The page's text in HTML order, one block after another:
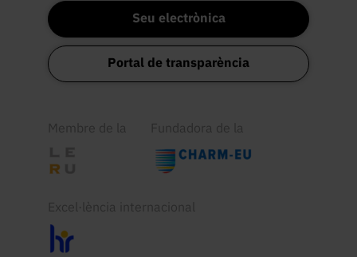
Seu electrònica
Portal de transparència
Membre de la Fundadora de la
Excel·lència internacional